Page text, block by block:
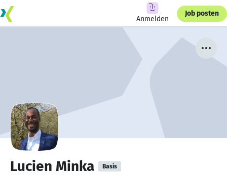
Anmelden
Job posten
Lucien Minka Basis